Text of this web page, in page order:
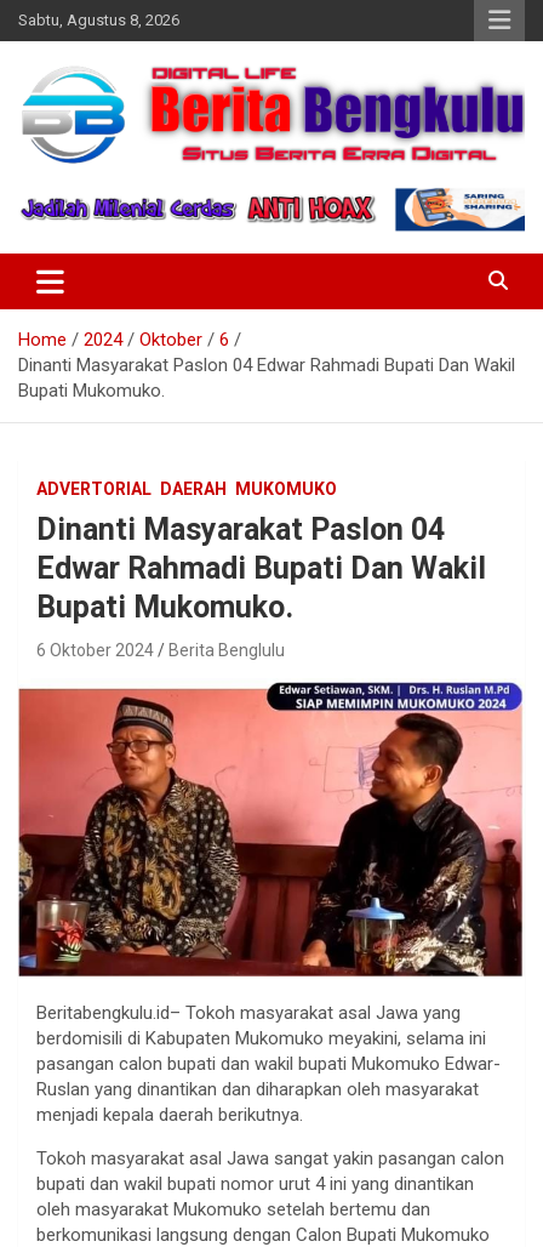
Skip
to
Sabtu, Agustus 8, 2026
Beritabengkulu.id
Home 2024 Oktober
6
Dinanti Masyarakat Paslon 04 Edwar Rahmadi Bupati Dan Wakil
Bupati Mukomuko.
ADVERTORIAL DAERAH MUKOMUKO
Dinanti Masyarakat Paslon 04
Edwar Rahmadi Bupati Dan Wakil
Bupati Mukomuko.
6 Oktober 2024 Berita Benglulu
Beritabengkulu.id– Tokoh masyarakat asal Jawa yang
berdomisili di Kabupaten Mukomuko meyakini, selama ini
pasangan calon bupati dan wakil bupati Mukomuko Edwar-
Ruslan yang dinantikan dan diharapkan oleh masyarakat
menjadi kepala daerah berikutnya.
Tokoh masyarakat asal Jawa sangat yakin pasangan calon
bupati dan wakil bupati nomor urut 4 ini yang dinantikan
oleh masyarakat Mukomuko setelah bertemu dan
berkomunikasi langsung dengan Calon Bupati Mukomuko